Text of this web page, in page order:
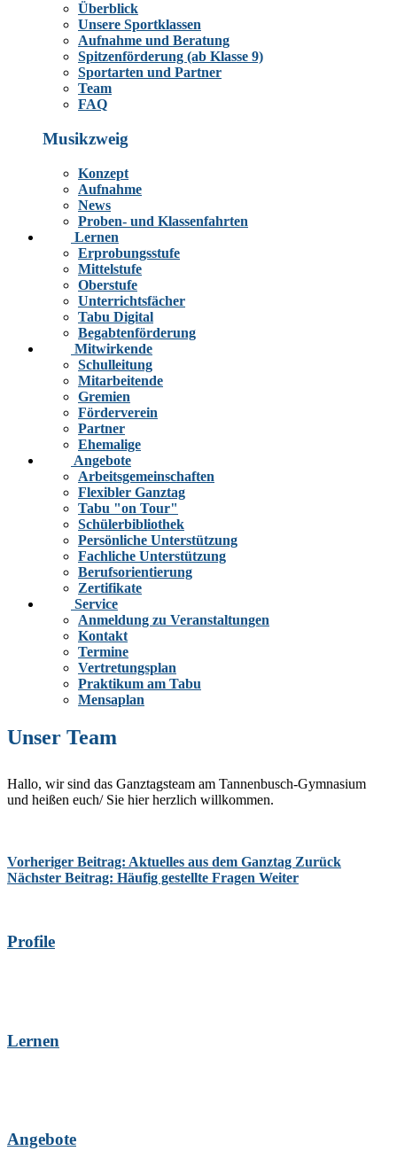
Überblick
Unsere Sportklassen
Aufnahme und Beratung
Spitzenförderung (ab Klasse 9)
Sportarten und Partner
Team
FAQ
Musikzweig
Konzept
Aufnahme
News
Proben- und Klassenfahrten
Lernen
Erprobungsstufe
Mittelstufe
Oberstufe
Unterrichtsfächer
Tabu Digital
Begabtenförderung
Mitwirkende
Schulleitung
Mitarbeitende
Gremien
Förderverein
Partner
Ehemalige
Angebote
Arbeitsgemeinschaften
Flexibler Ganztag
Tabu "on Tour"
Schülerbibliothek
Persönliche Unterstützung
Fachliche Unterstützung
Berufsorientierung
Zertifikate
Service
Anmeldung zu Veranstaltungen
Kontakt
Termine
Vertretungsplan
Praktikum am Tabu
Mensaplan
Unser Team
Hallo, wir sind das Ganztagsteam am Tannenbusch-Gymnasium
und heißen euch/ Sie hier herzlich willkommen.
Vorheriger Beitrag: Aktuelles aus dem Ganztag Zurück
Nächster Beitrag: Häufig gestellte Fragen Weiter
Profile
Lernen
Angebote